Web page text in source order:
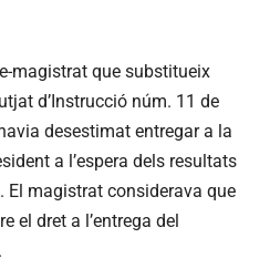
magistrat que substitueix
d’Instrucció núm. 11 de
desestimat entregar a la
a l’espera dels resultats
El magistrat considerava que
el dret a l’entrega del